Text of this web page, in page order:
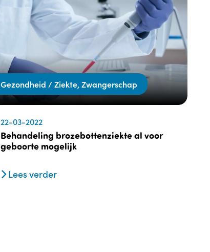
Gezondheid / Ziekte, Zwangerschap
22-03-2022
Behandeling brozebottenziekte al voor
geboorte mogelijk
Lees verder